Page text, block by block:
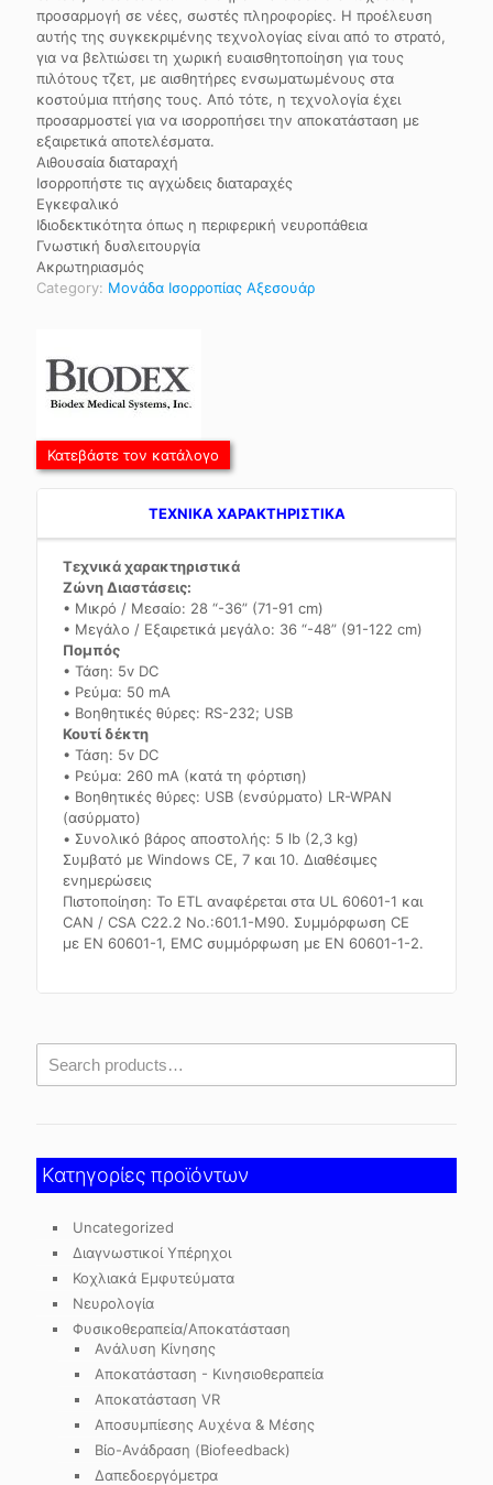
προσαρμογή σε νέες, σωστές πληροφορίες. Η προέλευση
αυτής της συγκεκριμένης τεχνολογίας είναι από το στρατό,
για να βελτιώσει τη χωρική ευαισθητοποίηση για τους
πιλότους τζετ, με αισθητήρες ενσωματωμένους στα
κοστούμια πτήσης τους. Από τότε, η τεχνολογία έχει
προσαρμοστεί για να ισορροπήσει την αποκατάσταση με
εξαιρετικά αποτελέσματα.
Αιθουσαία διαταραχή
Ισορροπήστε τις αγχώδεις διαταραχές
Εγκεφαλικό
Ιδιοδεκτικότητα όπως η περιφερική νευροπάθεια
Γνωστική δυσλειτουργία
Ακρωτηριασμός
Category: Μονάδα Ισορροπίας Αξεσουάρ
Κατεβάστε τον κατάλογο
TEXNIKA ΧΑΡΑΚΤΗΡΙΣΤΙΚΑ
Τεχνικά χαρακτηριστικά
Ζώνη Διαστάσεις:
• Μικρό / Μεσαίο: 28 “-36” (71-91 cm)
• Μεγάλο / Εξαιρετικά μεγάλο: 36 “-48” (91-122 cm)
Πομπός
• Τάση: 5v DC
• Ρεύμα: 50 mA
• Βοηθητικές θύρες: RS-232; USB
Κουτί δέκτη
• Τάση: 5v DC
• Ρεύμα: 260 mA (κατά τη φόρτιση)
• Βοηθητικές θύρες: USB (ενσύρματο) LR-WPAN
(ασύρματο)
• Συνολικό βάρος αποστολής: 5 lb (2,3 kg)
Συμβατό με Windows CE, 7 και 10. Διαθέσιμες
ενημερώσεις
Πιστοποίηση: Το ETL αναφέρεται στα UL 60601-1 και
CAN / CSA C22.2 No.:601.1-M90. Συμμόρφωση CE
με EN 60601-1, EMC συμμόρφωση με EN 60601-1-2.
Κατηγορίες προϊόντων
Uncategorized
Διαγνωστικοί Υπέρηχοι
Κοχλιακά Εμφυτεύματα
Νευρολογία
Φυσικοθεραπεία/Αποκατάσταση
Ανάλυση Κίνησης
Αποκατάσταση - Κινησιοθεραπεία
Αποκατάσταση VR
Αποσυμπίεσης Αυχένα & Μέσης
Βίο-Ανάδραση (Biofeedback)
Δαπεδοεργόμετρα